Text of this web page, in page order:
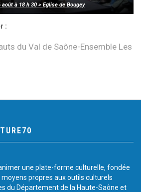
août à 18 h 30 > Eglise de Bougey
:
du Val de Saône-Ensemble Les
une plate-forme culturelle, fondée
propres aux outils culturels
du Département de la Haute-Saône et